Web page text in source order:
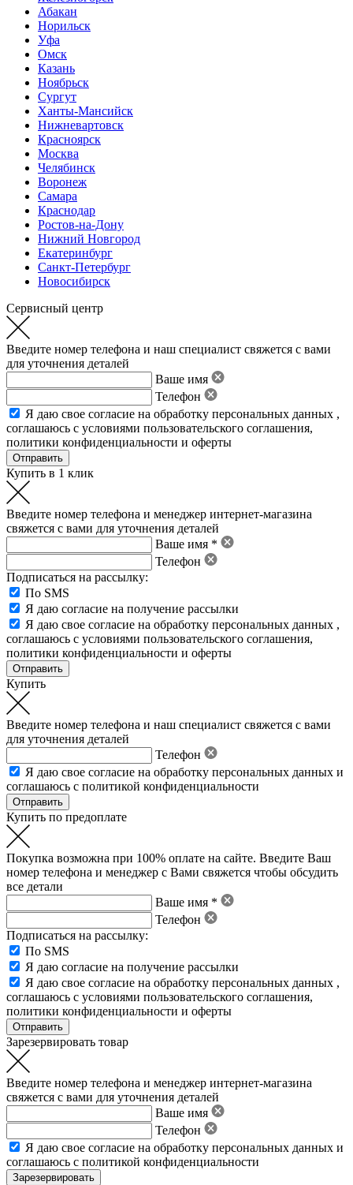
Абакан
Норильск
Уфа
Омск
Казань
Ноябрьск
Сургут
Ханты-Мансийск
Нижневартовск
Красноярск
Москва
Челябинск
Воронеж
Самара
Краснодар
Ростов-на-Дону
Нижний Новгород
Екатеринбург
Санкт-Петербург
Новосибирск
Сервисный центр
Введите номер телефона и наш специалист свяжется с вами
для уточнения деталей
Ваше имя
Телефон
Я даю свое согласие на обработку персональных данных ,
соглашаюсь с условиями пользовательского соглашения,
политики конфиденциальности и оферты
Купить в 1 клик
Введите номер телефона и менеджер интернет-магазина
свяжется с вами для уточнения деталей
Ваше имя *
Телефон
Подписаться на рассылку:
По SMS
Я даю согласие на получение рассылки
Я даю свое согласие на обработку персональных данных ,
соглашаюсь с условиями пользовательского соглашения,
политики конфиденциальности и оферты
Купить
Введите номер телефона и наш специалист свяжется с вами
для уточнения деталей
Телефон
Я даю свое согласие на обработку персональных данных и
соглашаюсь с политикой конфиденциальности
Купить по предоплате
Покупка возможна при 100% оплате на сайте. Введите Ваш
номер телефона и менеджер с Вами свяжется чтобы обсудить
все детали
Ваше имя *
Телефон
Подписаться на рассылку:
По SMS
Я даю согласие на получение рассылки
Я даю свое согласие на обработку персональных данных ,
соглашаюсь с условиями пользовательского соглашения,
политики конфиденциальности и оферты
Зарезервировать товар
Введите номер телефона и менеджер интернет-магазина
свяжется с вами для уточнения деталей
Ваше имя
Телефон
Я даю свое согласие на обработку персональных данных и
соглашаюсь с политикой конфиденциальности